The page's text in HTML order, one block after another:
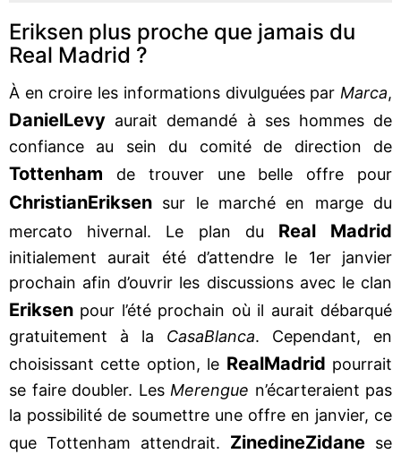
Eriksen plus proche que jamais du
Real Madrid ?
À en croire les informations divulguées par Marca,
DanielLevy aurait demandé à ses hommes de
confiance au sein du comité de direction de
Tottenham de trouver une belle offre pour
ChristianEriksen sur le marché en marge du
mercato hivernal. Le plan du Real Madrid
initialement aurait été d’attendre le 1er janvier
prochain afin d’ouvrir les discussions avec le clan
Eriksen pour l’été prochain où il aurait débarqué
gratuitement à la CasaBlanca. Cependant, en
choisissant cette option, le RealMadrid pourrait
se faire doubler. Les Merengue n’écarteraient pas
la possibilité de soumettre une offre en janvier, ce
que Tottenham attendrait. ZinedineZidane se